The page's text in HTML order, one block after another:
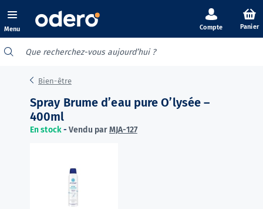
Menu Panier
Bien-être
Spray Brume d’eau pure O’lysée –
400ml
En stock-Vendu parMJA-127